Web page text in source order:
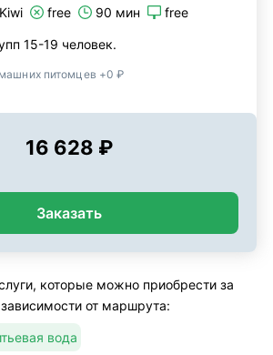
Kiwi free 90 мин free
15-19 человек.
питомцев +0 ₽
16 628 ₽
Заказать
которые можно приобрести за
от маршрута:
вода